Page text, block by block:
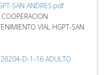
SAN ANDRES.pdf
VIAL HGPT-SAN
D-1-16 ADULTO